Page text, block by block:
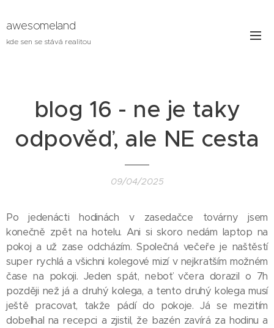
awesomeland
kde sen se stává realitou
blog 16 - ne je taky
odpověď, ale NE cesta
09/04/2025
Po jedenácti hodinách v zasedačce továrny jsem
konečně zpět na hotelu. Ani si skoro nedám laptop na
pokoj a už zase odcházím. Společná večeře je naštěstí
super rychlá a všichni kolegové mizí v nejkratším možném
čase na pokoji. Jeden spát, neboť včera dorazil o 7h
později než já a druhý kolega, a tento druhý kolega musí
ještě pracovat, takže pádí do pokoje. Já se mezitím
dobelhal na recepci a zjistil, že bazén zavírá za hodinu a